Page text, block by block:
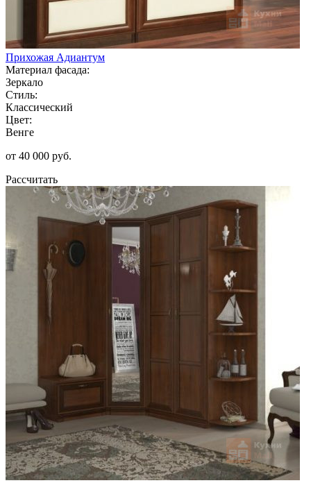
Прихожая Адиантум
Материал фасада:
Зеркало
Стиль:
Классический
Цвет:
Венге
от 40 000 руб.
Рассчитать